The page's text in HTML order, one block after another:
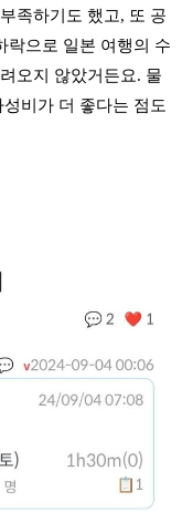
족하기도 했고, 또 공
락으로 일본 여행의 수
오지 않았거든요. 물
비가 더 좋다는 점도